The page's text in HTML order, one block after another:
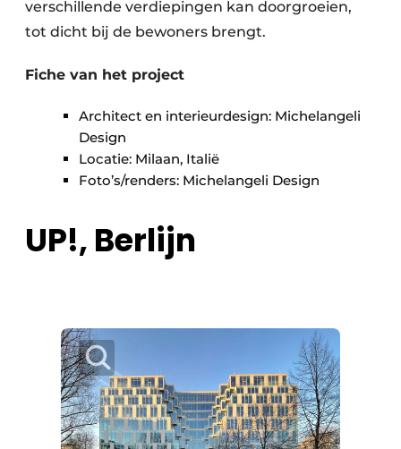
verschillende verdiepingen kan doorgroeien,
tot dicht bij de bewoners brengt.
Fiche van het project
Architect en interieurdesign: Michelangeli
Design
Locatie: Milaan, Italië
Foto’s/renders: Michelangeli Design
UP!, Berlijn